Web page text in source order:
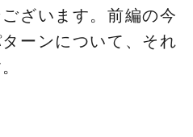
ざいます。前編の今
ーンについて、それ